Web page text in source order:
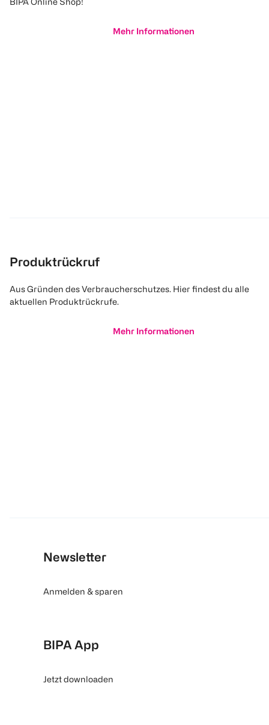
Mehr Informationen
Produktrückruf
Aus Gründen des Verbraucherschutzes. Hier findest du alle
aktuellen Produktrückrufe.
Mehr Informationen
Newsletter
Anmelden & sparen
BIPA App
Jetzt downloaden